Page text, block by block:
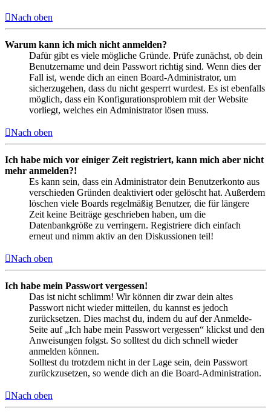
Nach oben
Warum kann ich mich nicht anmelden?
Dafür gibt es viele mögliche Gründe. Prüfe zunächst, ob dein
Benutzername und dein Passwort richtig sind. Wenn dies der
Fall ist, wende dich an einen Board-Administrator, um
sicherzugehen, dass du nicht gesperrt wurdest. Es ist ebenfalls
möglich, dass ein Konfigurationsproblem mit der Website
vorliegt, welches ein Administrator lösen muss.
Nach oben
Ich habe mich vor einiger Zeit registriert, kann mich aber nicht
mehr anmelden?!
Es kann sein, dass ein Administrator dein Benutzerkonto aus
verschieden Gründen deaktiviert oder gelöscht hat. Außerdem
löschen viele Boards regelmäßig Benutzer, die für längere
Zeit keine Beiträge geschrieben haben, um die
Datenbankgröße zu verringern. Registriere dich einfach
erneut und nimm aktiv an den Diskussionen teil!
Nach oben
Ich habe mein Passwort vergessen!
Das ist nicht schlimm! Wir können dir zwar dein altes
Passwort nicht wieder mitteilen, du kannst es jedoch
zurücksetzen. Dies machst du, indem du auf der Anmelde-
Seite auf „Ich habe mein Passwort vergessen“ klickst und den
Anweisungen folgst. So solltest du dich schnell wieder
anmelden können.
Solltest du trotzdem nicht in der Lage sein, dein Passwort
zurückzusetzen, so wende dich an die Board-Administration.
Nach oben